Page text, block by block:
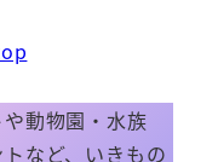
や動物園・水族
など、いきもの